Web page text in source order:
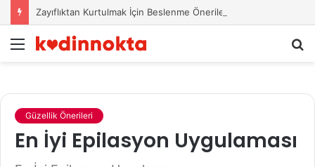
Zayıflıktan Kurtulmak İçin Beslenme Önerileri
Menü
Güzellik Önerileri
En İyi Epilasyon Uygulaması